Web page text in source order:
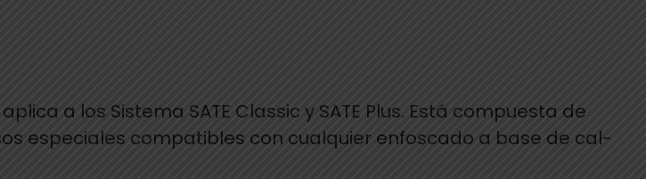
a los Sistema SATE Classic y SATE Plus. Está compuesta de
especiales compatibles con cualquier enfoscado a base de cal-